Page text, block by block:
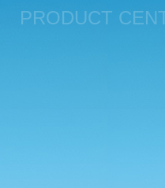
PRODUCT